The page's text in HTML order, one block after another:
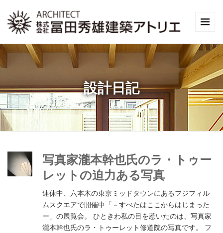
設計日記
写真家瀧本幹也氏のラ・トゥー
レットの迫力ある写真
連休中、六本木の東京ミッドタウンにあるフジフィル
ムスクエアで開催中「－すべたはここからはじまった
ー」の展覧会。 ひときわ私の目を惹いたのは、写真家
瀧本幹也氏のラ・トゥーレット修道院の写真です。 フ